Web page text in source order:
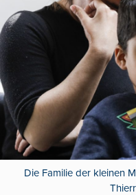
Die Familie der kleinen